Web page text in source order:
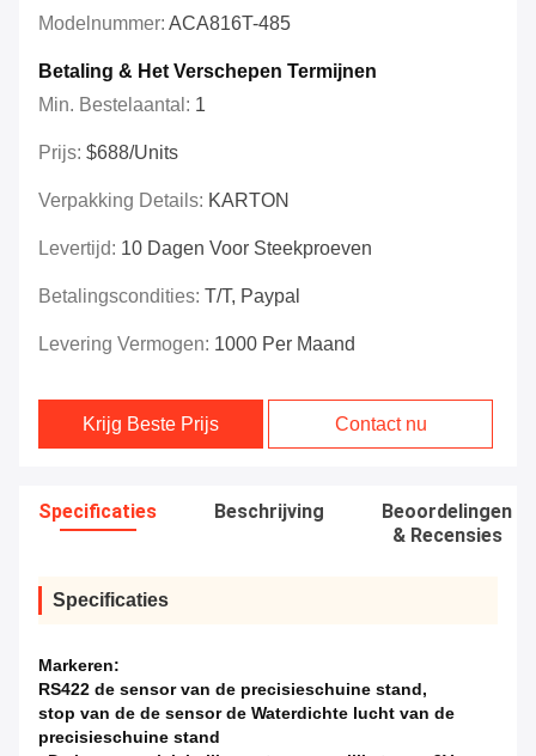
Modelnummer: ACA816T-485
Betaling & Het Verschepen Termijnen
Min. Bestelaantal: 1
Prijs: $688/Units
Verpakking Details: KARTON
Levertijd: 10 Dagen Voor Steekproeven
Betalingscondities: T/T, Paypal
Levering Vermogen: 1000 Per Maand
Krijg Beste Prijs Contact nu
Specificaties Beschrijving
Beoordelingen
& Recensies
Specificaties
Markeren:
RS422 de sensor van de precisieschuine stand,
stop van de de sensor de Waterdichte lucht van de
precisieschuine stand